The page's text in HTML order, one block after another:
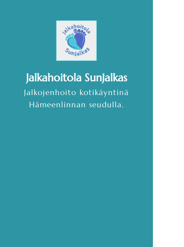
Jalkahoitola SunJalkas
Jalkojenhoito kotikäyntinä
Hämeenlinnan seudulla.